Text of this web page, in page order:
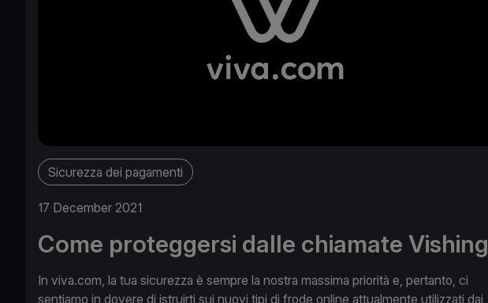
Sicurezza dei pagamenti
17 December 2021
Come proteggersi dalle chiamate Vishing
In viva.com, la tua sicurezza è sempre la nostra massima priorità e, pertanto, ci
sentiamo in dovere di istruirti sui nuovi tipi di frode online attualmente utilizzati dai